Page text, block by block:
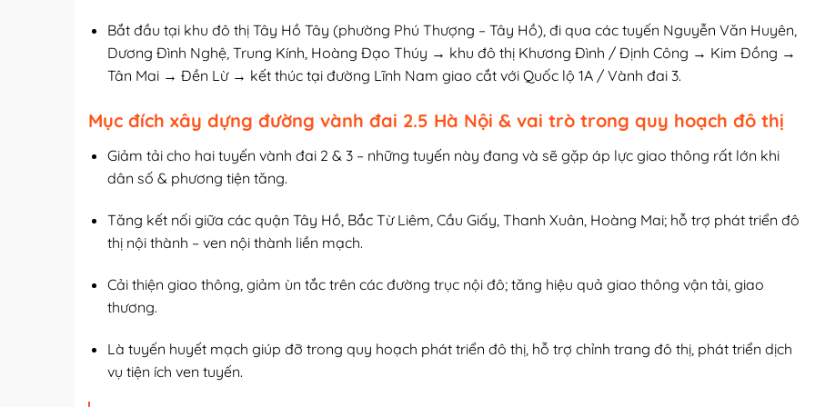
Bắt đầu tại khu đô thị Tây Hồ Tây (phường Phú Thượng – Tây Hồ), đi qua các tuyến Nguyễn Văn Huyên,
Dương Đình Nghệ, Trung Kính, Hoàng Đạo Thúy → khu đô thị Khương Đình / Định Công → Kim Đồng →
Tân Mai → Đền Lừ → kết thúc tại đường Lĩnh Nam giao cắt với Quốc lộ 1A / Vành đai 3.
Mục đích xây dựng đường vành đai 2.5 Hà Nội & vai trò trong quy hoạch đô thị
Giảm tải cho hai tuyến vành đai 2 & 3 – những tuyến này đang và sẽ gặp áp lực giao thông rất lớn khi
dân số & phương tiện tăng.
Tăng kết nối giữa các quận Tây Hồ, Bắc Từ Liêm, Cầu Giấy, Thanh Xuân, Hoàng Mai; hỗ trợ phát triển đô
thị nội thành – ven nội thành liền mạch.
Cải thiện giao thông, giảm ùn tắc trên các đường trục nội đô; tăng hiệu quả giao thông vận tải, giao
thương.
Là tuyến huyết mạch giúp đỡ trong quy hoạch phát triển đô thị, hỗ trợ chỉnh trang đô thị, phát triển dịch
vụ tiện ích ven tuyến.